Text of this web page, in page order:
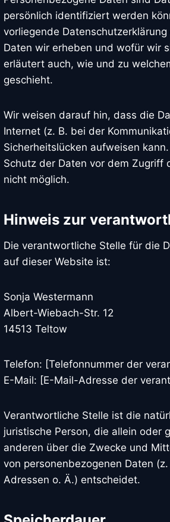
persönlich identifiziert werden
vorliegende
Daten wir erheben und wofür wir
erläutert auch, wie und zu
geschieht.
Wir weisen darauf hin, dass die
Internet (z. B. bei der
Sicherheitslücken aufweisen
Schutz der Daten vor dem Zugriff
nicht möglich.
Hinweis zur
Die verantwortliche Stelle für die
auf dieser Website ist:
Sonja Westermann
Albert-Wiebach-Str. 12
14513 Teltow
Telefon: [Telefonnummer der
E-Mail: [E-Mail-Adresse der
Verantwortliche Stelle ist die
juristische Person, die allein oder
anderen über die Zwecke und
von personenbezogenen Daten
Adressen o. Ä.) entscheidet.